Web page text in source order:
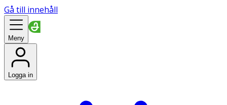
Gå till innehåll
Meny
Logga in